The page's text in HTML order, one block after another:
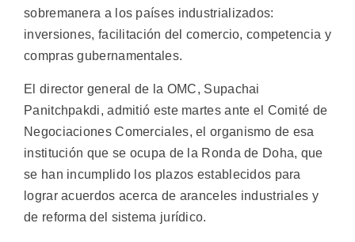
sobremanera a los países industrializados:
inversiones, facilitación del comercio, competencia y
compras gubernamentales.
El director general de la OMC, Supachai
Panitchpakdi, admitió este martes ante el Comité de
Negociaciones Comerciales, el organismo de esa
institución que se ocupa de la Ronda de Doha, que
se han incumplido los plazos establecidos para
lograr acuerdos acerca de aranceles industriales y
de reforma del sistema jurídico.